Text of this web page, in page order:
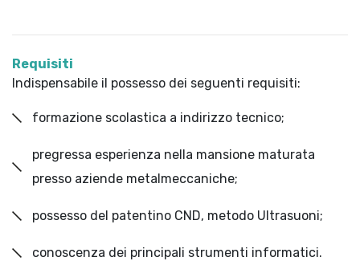
Requisiti
Indispensabile il possesso dei seguenti requisiti:
formazione scolastica a indirizzo tecnico;
pregressa esperienza nella mansione maturata
presso aziende metalmeccaniche;
possesso del patentino CND, metodo Ultrasuoni;
conoscenza dei principali strumenti informatici.